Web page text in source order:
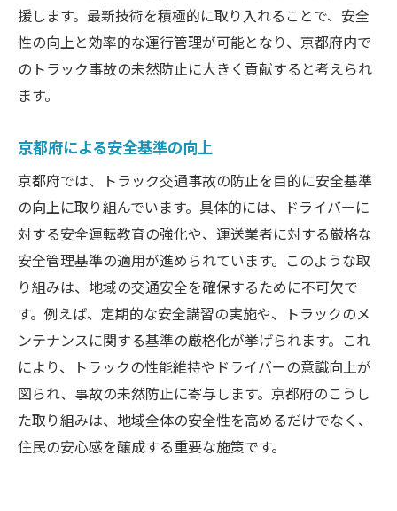
援します。最新技術を積極的に取り入れることで、安全
性の向上と効率的な運行管理が可能となり、京都府内で
のトラック事故の未然防止に大きく貢献すると考えられ
ます。
京都府による安全基準の向上
京都府では、トラック交通事故の防止を目的に安全基準
の向上に取り組んでいます。具体的には、ドライバーに
対する安全運転教育の強化や、運送業者に対する厳格な
安全管理基準の適用が進められています。このような取
り組みは、地域の交通安全を確保するために不可欠で
す。例えば、定期的な安全講習の実施や、トラックのメ
ンテナンスに関する基準の厳格化が挙げられます。これ
により、トラックの性能維持やドライバーの意識向上が
図られ、事故の未然防止に寄与します。京都府のこうし
た取り組みは、地域全体の安全性を高めるだけでなく、
住民の安心感を醸成する重要な施策です。